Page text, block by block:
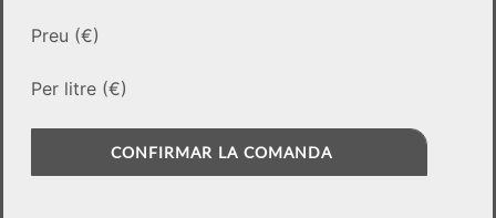
Preu (€)
Per litre (€)
CONFIRMAR LA COMANDA